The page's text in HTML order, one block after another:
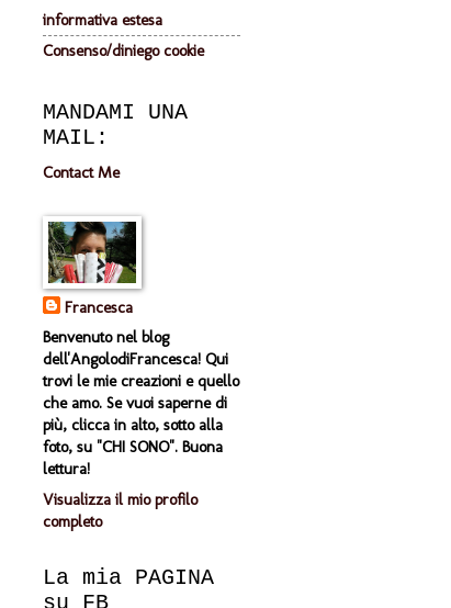
informativa estesa
Consenso/diniego cookie
MANDAMI UNA
MAIL:
Contact Me
Francesca
Benvenuto nel blog
dell'AngolodiFrancesca! Qui
trovi le mie creazioni e quello
che amo. Se vuoi saperne di
più, clicca in alto, sotto alla
foto, su "CHI SONO". Buona
lettura!
Visualizza il mio profilo
completo
La mia PAGINA
su FB